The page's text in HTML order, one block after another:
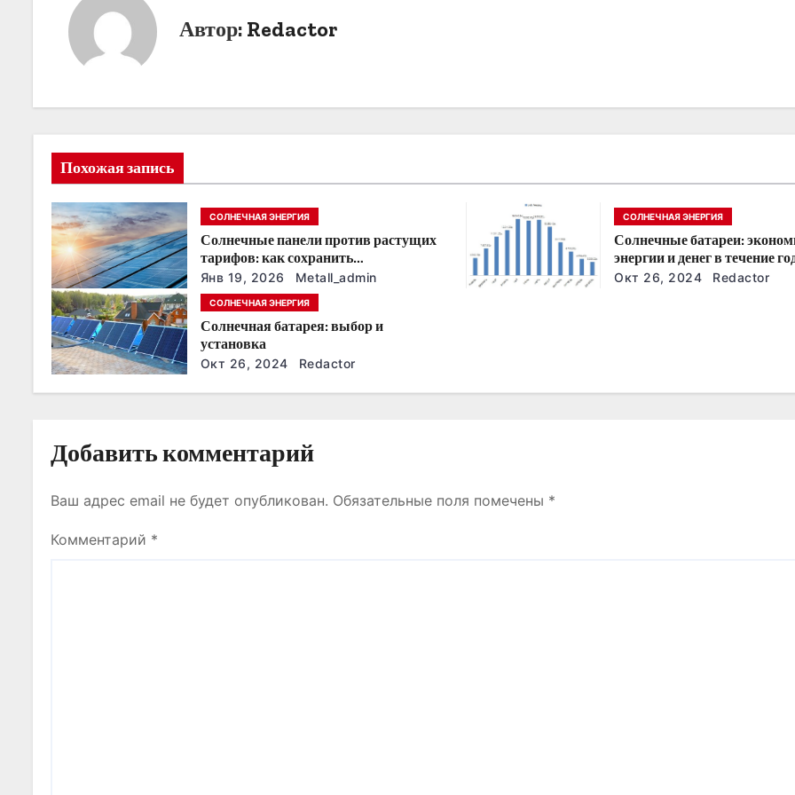
и
я
п
о
з
а
п
с
я
м
Автор: Redactor
Похожая запись
СОЛНЕЧНАЯ ЭНЕРГИЯ
Солнечные панели против растущих
тарифов: как сохранить
энергонезависимость в ближайшие
годы
Янв 19, 2026 Metall_admin
СОЛНЕЧНАЯ ЭНЕРГИЯ
Солнечные батареи:
энергии и денег в течение
Окт 26, 2024 Redactor
СОЛНЕЧНАЯ ЭНЕРГИЯ
Солнечная батарея: выбор и
установка
Окт 26, 2024 Redactor
Добавить комментарий
Ваш адрес email не будет опубликован. Обязательные поля помечены *
Комментарий *